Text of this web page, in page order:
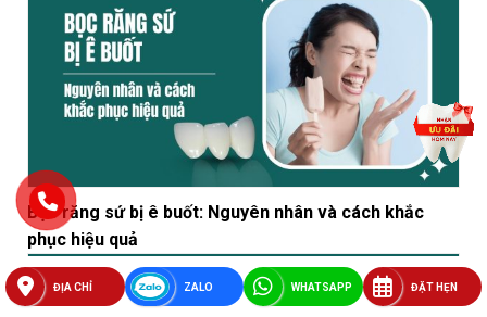
Bọc răng sứ bị ê buốt: Nguyên nhân và cách khắc
phục hiệu quả
ĐỊA CHỈ ZALO WHATSAPP ĐẶT HẸN